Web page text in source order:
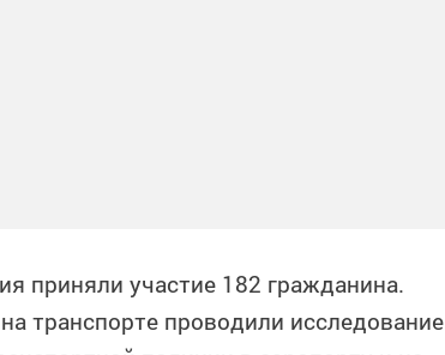
приняли участие 182 гражданина.
транспорте проводили исследование